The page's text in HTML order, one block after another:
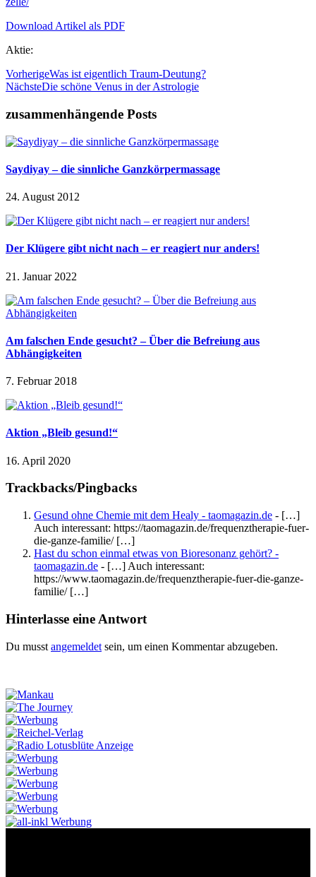
Download Artikel als PDF
Aktie:
VorherigeWas ist eigentlich Traum-Deutung?
NächsteDie schöne Venus in der Astrologie
zusammenhängende Posts
Saydiyay – die sinnliche Ganzkörpermassage
24. August 2012
Der Klügere gibt nicht nach – er reagiert nur anders!
21. Januar 2022
Am falschen Ende gesucht? – Über die Befreiung aus
Abhängigkeiten
7. Februar 2018
Aktion „Bleib gesund!“
16. April 2020
Trackbacks/Pingbacks
Gesund ohne Chemie mit dem Healy - taomagazin.de - […]
Auch interessant: https://taomagazin.de/frequenztherapie-fuer-
die-ganze-familie/ […]
Hast du schon einmal etwas von Bioresonanz gehört? -
taomagazin.de - […] Auch interessant:
https://www.taomagazin.de/frequenztherapie-fuer-die-ganze-
familie/ […]
Hinterlasse eine Antwort
Du musst angemeldet sein, um einen Kommentar abzugeben.